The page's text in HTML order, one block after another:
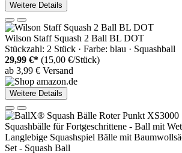
Weitere Details
Wilson Staff Squash 2 Ball BL DOT
Stückzahl: 2 Stück · Farbe: blau · Squashball
29,99 €* (15,00 €/Stück)
ab 3,99 € Versand
Weitere Details